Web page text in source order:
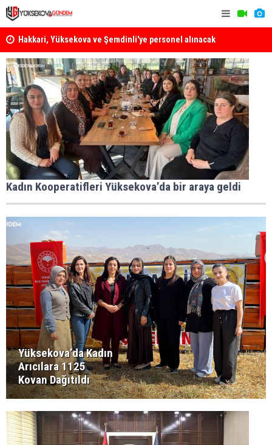
Hakkari, Yüksekova ve Şemdinli'ye personel alınacak
Çağrısı
Kadın Kooperatifleri Yüksekova’da bir araya geldi
Yüksekova’da Kadın
Arıcılara 1125
Kovan Dağıtıldı